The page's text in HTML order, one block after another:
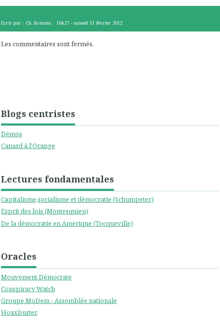
Blogs centristes
Démos
Canard à l'Orange
Lectures fondamentales
Capitalisme,socialisme et démocratie (Schumpeter)
Esprit des lois (Montesquieu)
De la démocratie en Amérique (Tocqueville)
Oracles
Mouvement Démocrate
Conspiracy Watch
Groupe MoDem - Assemblée nationale
Hoaxbuster
Écrit par : Ch. Romain 16h27 -samedi 11 février 2012
Les commentaires sont fermés.